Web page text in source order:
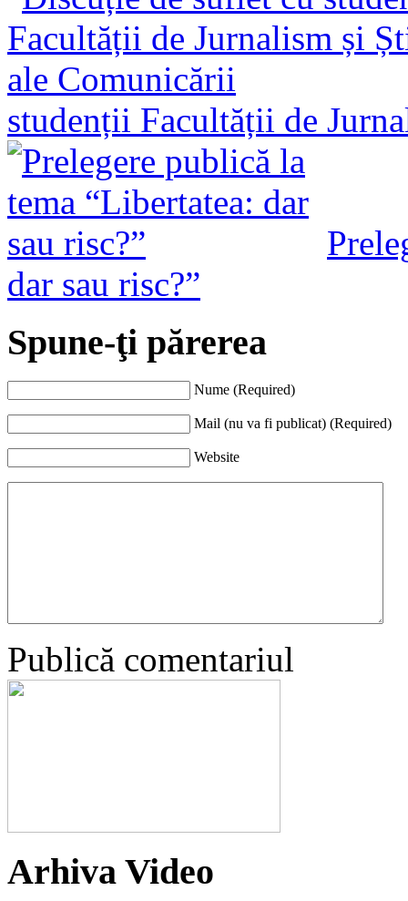
studenții Facultății de
dar sau risc?”
Spune-ţi părerea
Nume (Required)
Mail (nu va fi publicat) (Required)
Website
Publică comentariul
Arhiva Video